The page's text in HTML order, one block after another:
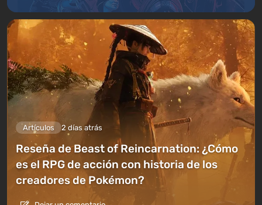
Artículos 2 días atrás
Reseña de Beast of Reincarnation: ¿Cómo
es el RPG de acción con historia de los
creadores de Pokémon?